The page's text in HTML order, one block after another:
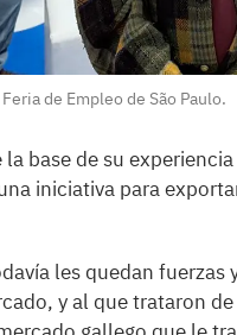
de Empleo de São Paulo.
base de su
iniciativa para
les quedan
y al que trataron